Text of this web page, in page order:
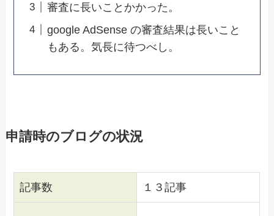
審査に長いことかかった。
google AdSense の審査結果は長いこと
もある。気長に待つべし。
申請時のブログの状況
記事数 １３記事